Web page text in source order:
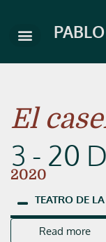
content
El
3 - 20
2020
TEATRO DE LA
Read more